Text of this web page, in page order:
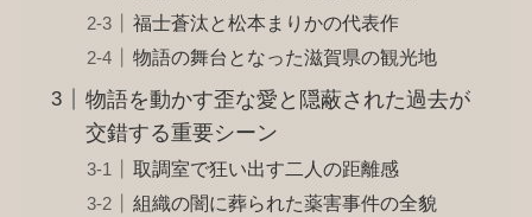
福士蒼汰と松本まりかの代表作
物語の舞台となった滋賀県の観光地
物語を動かす歪な愛と隠蔽された過去が
交錯する重要シーン
取調室で狂い出す二人の距離感
組織の闇に葬られた薬害事件の全貌